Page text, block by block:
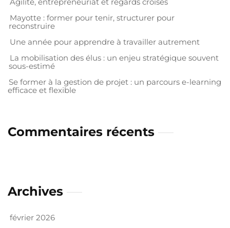
Mayotte : former pour tenir, structurer pour
reconstruire
Une année pour apprendre à travailler autrement
La mobilisation des élus : un enjeu stratégique souvent
sous-estimé
Se former à la gestion de projet : un parcours e-learning
efficace et flexible
Commentaires récents
Archives
février 2026